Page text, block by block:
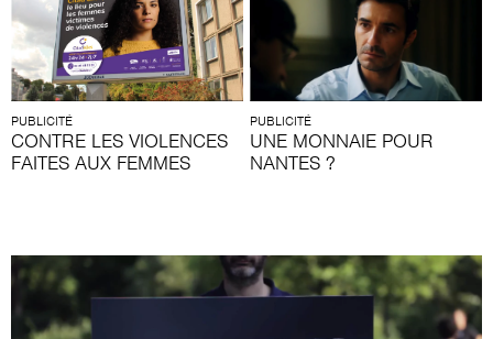
PUBLICITÉ
CONTRE LES VIOLENCES
FAITES AUX FEMMES
PUBLICITÉ
UNE MONNAIE POUR
NANTES ?